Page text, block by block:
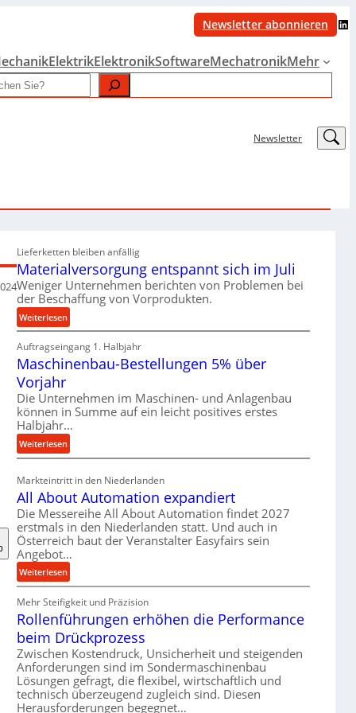
Newsletter abonnieren LinkedIn
ElektrikElektronikSoftwareMechatronikMehr
Newsletter LinkedIn
Lieferketten bleiben anfällig
Materialversorgung entspannt sich im Juli
Weniger Unternehmen berichten von Problemen bei
der Beschaffung von Vorprodukten.
Weiterlesen:
M
a
t
l
v
r
s
o
r
g
u
n
g
e
n
t
p
a
n
n
Auftragseingang 1. Halbjahr
Maschinenbau-Bestellungen 5% über
Vorjahr
Die Unternehmen im Maschinen- und Anlagenbau
können in Summe auf ein leicht positives erstes
Halbjahr…
Weiterlesen:
M
c
h
i
n
e
n
a
u
-
B
e
s
t
Markteintritt in den Niederlanden
All About Automation expandiert
Die Messereihe All About Automation findet 2027
erstmals in den Niederlanden statt. Und auch in
Österreich baut der Veranstalter Easyfairs sein
Angebot…
Weiterlesen:
A
l
l
b
o
u
t
A
Mehr Steifigkeit und Präzision
Rollenführungen erhöhen die Performance
beim Drückprozess
Zwischen Kostendruck, Unsicherheit und steigenden
Anforderungen sind im Sondermaschinenbau
Lösungen gefragt, die flexibel, wirtschaftlich und
technisch überzeugend zugleich sind. Diesen
Herausforderungen begegnet…